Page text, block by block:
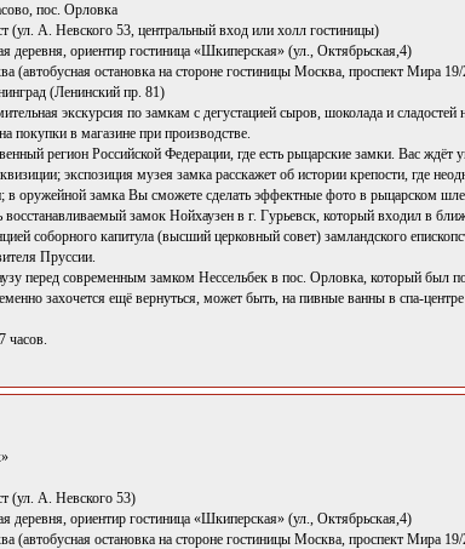
пос. Орловка
(ул. А. Невского 53, центральный вход или холл гостиницы)
деревня, ориентир гостиница «Шкиперская» (ул., Октябрьская,4)
(автобусная остановка на стороне гостиницы Москва, проспект Мира
(Ленинский пр. 81)
экскурсия по замкам с дегустацией сыров, шоколада и
покупки в магазине при производстве.
регион Российской Федерации, где есть рыцарские замки. Вас
экспозиция музея замка расскажет об истории крепости, где
в оружейной замка Вы сможете сделать эффектные фото в рыцарском
замок Нойхаузен в г. Гурьевск, который входил в
соборного капитула (высший церковный совет) замландского
Пруссии.
перед современным замком Нессельбек в пос. Орловка, который был
захочется ещё вернуться, может быть, на пивные ванны в спа-
часов.
(ул. А. Невского 53)
деревня, ориентир гостиница «Шкиперская» (ул., Октябрьская,4)
(автобусная остановка на стороне гостиницы Москва, проспект Мира